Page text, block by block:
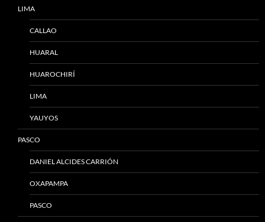
LIMA
CALLAO
HUARAL
HUAROCHIRÍ
LIMA
YAUYOS
PASCO
DANIEL ALCIDES CARRIÓN
OXAPAMPA
PASCO